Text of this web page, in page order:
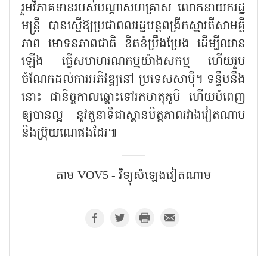
រួមវិភាគទានរបស់បណ្ដាសហគ្រាស លោកនាយករដ្ឋ
មន្ត្រី បានស្នើឱ្យប្រជាពលរដ្ឋបន្តពង្រីកស្មារតីសាមគ្គី
ភាព មោទនភាពជាតិ ខិតខំប្រឹងប្រែង ដើម្បីឈាន
ឡើង ធ្វើសមាហរណកម្មយ៉ាងសកម្ម ហើយរួម
ចំណែកដល់ការអភិវឌ្ឍនៅ ប្រទេសសាម៉ី។ ទន្ទឹមនឹង
នោះ ជានិច្ចកាលឆ្ពោះទៅរកមាតុភូមិ ហើយបំពេញ
ឲ្យបានល្អ នូវតួនាទីជាស្ពានមិត្តភាពរវាងវៀតណាម
និងប្រ៊ុយណេផងដែរ៕
តាម VOV5 - វិទ្យុសំឡេងវៀតណាម